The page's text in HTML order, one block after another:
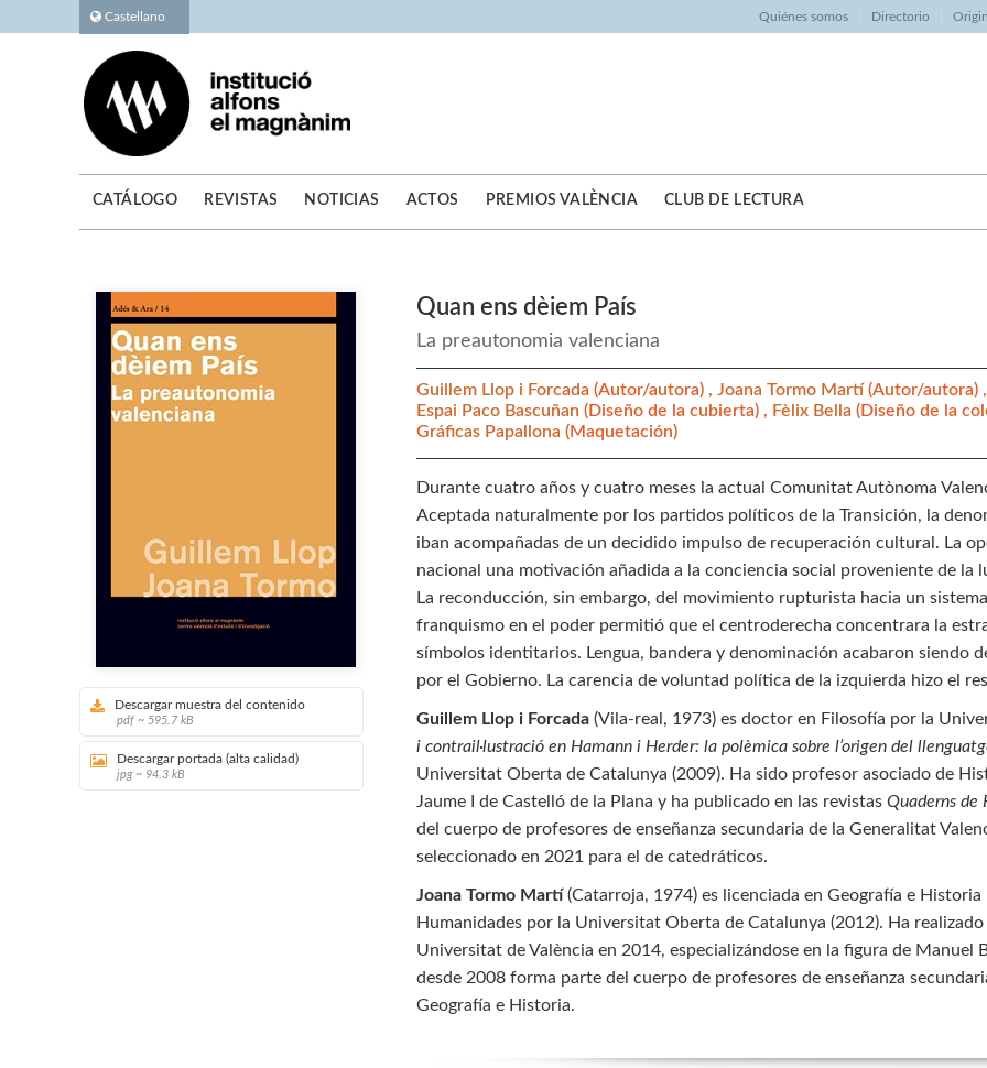
Castellano Quiénes somos Directorio
CATÁLOGO REVISTAS NOTICIAS ACTOS PREMIOS VALÈNCIA CLUB DE LECTURA
Descargar muestra del contenido
pdf ~ 595.7 kB
Descargar portada (alta calidad)
jpg ~ 94.3 kB
Quan ens dèiem País
La preautonomia valenciana
Guillem Llop i Forcada(Autor/autora) ,Joana Tormo Martí(Autor/autora)
Espai Paco Bascuñan(Diseño de la cubierta) , Fèlix Bella(Diseño de la
Gráficas Papallona(Maquetación)
Durante cuatro años y cuatro meses la actual Comunitat Autònoma
Aceptada naturalmente por los partidos políticos de la Transición, la
iban acompañadas de un decidido impulso de recuperación cultural. La
nacional una motivación añadida a la conciencia social proveniente de la
La reconducción, sin embargo, del movimiento rupturista hacia un
franquismo en el poder permitió que el centroderecha concentrara la
símbolos identitarios. Lengua, bandera y denominación acabaron siendo
por el Gobierno. La carencia de voluntad política de la izquierda hizo el
Guillem Llop i Forcada (Vila-real, 1973) es doctor en Filosofía por la
i contrail·lustració en Hamann i Herder: la polèmica sobre l’origen del
Universitat Oberta de Catalunya (2009). Ha sido profesor asociado de
Jaume I de Castelló de la Plana y ha publicado en las revistasQuaderns de
del cuerpo de profesores de enseñanza secundaria de la Generalitat
seleccionado en 2021 para el de catedráticos.
Joana Tormo Martí(Catarroja, 1974) es licenciada en Geografía e
Humanidades por la Universitat Oberta de Catalunya (2012). Ha
Universitat de València en 2014, especializándose en la figura de
desde 2008 forma parte del cuerpo de profesores de enseñanza
Geografía e Historia.